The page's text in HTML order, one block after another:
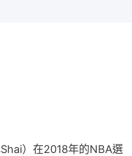
）在2018年的NBA選